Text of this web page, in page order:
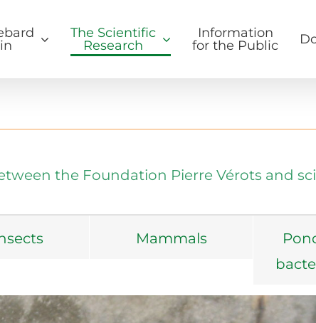
The Scientific
Research
Information
for the Public
the Foundation Pierre Vérots and
Mammals